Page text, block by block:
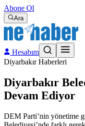
Abone Ol
Ara
Hesabım
Diyarbakır Haberleri
Diyarbakır
Devam Ediyor
DEM Parti’nin yönetime